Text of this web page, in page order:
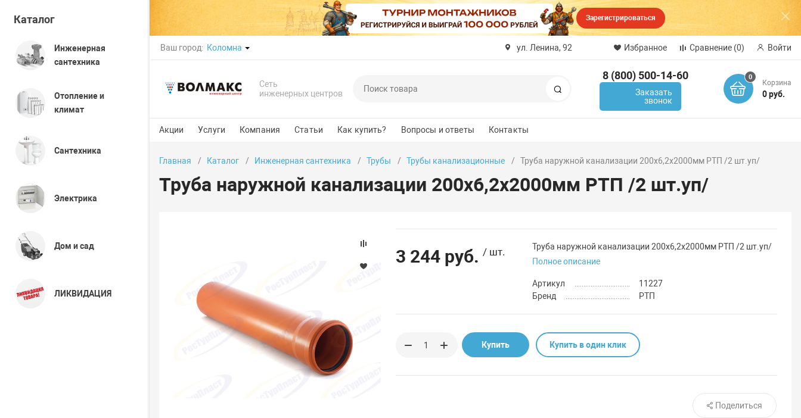
Зарегистрироваться
Ваш город: Коломна ул. Ленина, 92 Избранное Сравнение (0) Войти
Сеть
инженерных центров
8 (800) 500-14-60
Заказать
звонок
0
Корзина
0 руб.
Акции Услуги Компания Статьи Как купить? Вопросы и ответы Контакты
Каталог
Инженерная
сантехника
Отопление и
климат
Сантехника
Электрика
Дом и сад
ЛИКВИДАЦИЯ
Главная Каталог Инженерная сантехника Трубы Трубы канализационные Труба наружной канализации 200х6,2х2000мм РТП /2 шт.уп/
Труба наружной канализации 200х6,2х2000мм РТП /2 шт.уп/
3 244 руб. / шт.
Труба наружной канализации 200х6,2х2000мм РТП /2 шт.уп/
Полное описание
Артикул
11227
Бренд
РТП
Купить Купить в один клик
Поделиться